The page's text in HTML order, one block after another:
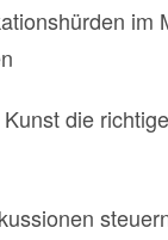
im
die